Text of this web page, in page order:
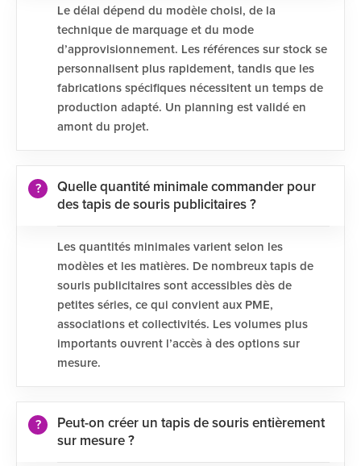
Le délai dépend du modèle choisi, de la
technique de marquage et du mode
d’approvisionnement. Les références sur stock se
personnalisent plus rapidement, tandis que les
fabrications spécifiques nécessitent un temps de
production adapté. Un planning est validé en
amont du projet.
Quelle quantité minimale commander pour
des tapis de souris publicitaires ?
Les quantités minimales varient selon les
modèles et les matières. De nombreux tapis de
souris publicitaires sont accessibles dès de
petites séries, ce qui convient aux PME,
associations et collectivités. Les volumes plus
importants ouvrent l’accès à des options sur
mesure.
Peut-on créer un tapis de souris entièrement
sur mesure ?